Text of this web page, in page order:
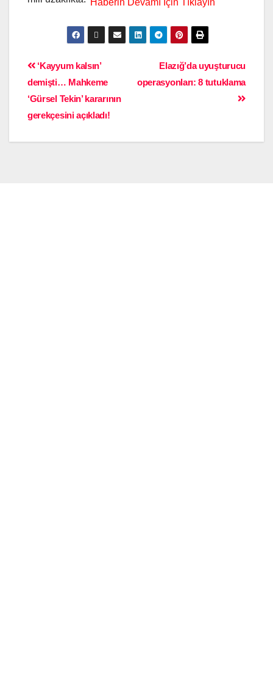
Elazığ’da uyuşturucu
operasyonları: 8 tutuklama
‘Kayyum kalsın’
demişti… Mahkeme
‘Gürsel Tekin’ kararının
gerekçesini açıkladı!